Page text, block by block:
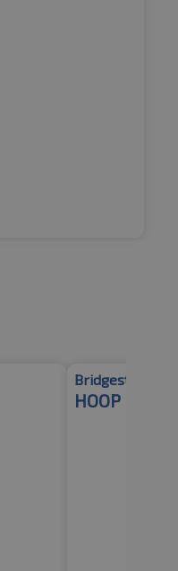
Bridgestone
HOOP B 01